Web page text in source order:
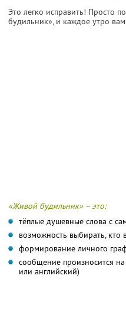
Это легко исправить! Просто
будильник», и каждое утро
«Живой будильник» – это:
тёплые душевные слова с
возможность выбирать, кто
формирование личного
сообщение произносится
или английский)